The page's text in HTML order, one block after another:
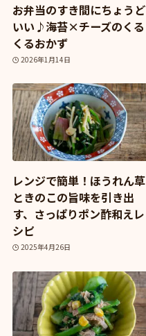
お弁当のすき間にちょうど
いい♪海苔×チーズのくる
くるおかず
2026年1月14日
レンジで簡単！ほうれん草
ときのこの旨味を引き出
す、さっぱりポン酢和えレ
シピ
2025年4月26日